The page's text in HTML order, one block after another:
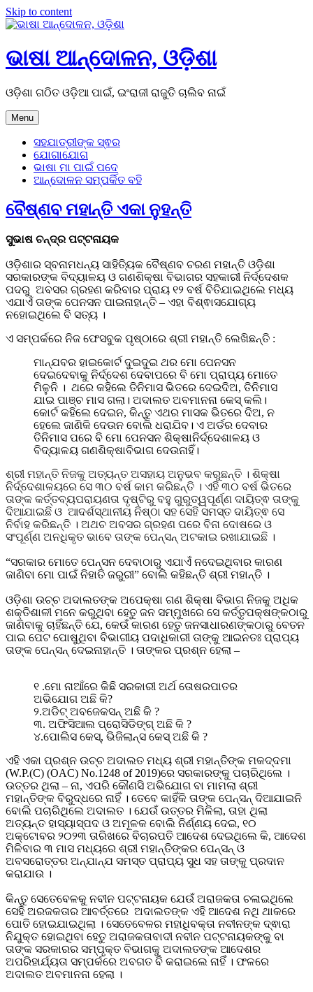
Skip to content
ଭାଷା ଆନ୍ଦୋଳନ, ଓଡ଼ିଶା
ଓଡ଼ିଶା ଗଠିତ ଓଡ଼ିଆ ପାଇଁ, ଇଂରାଜୀ ରାଜୁତି ଚାଲିବ ନାଇଁ
Menu
ସହଯାତ୍ରୀଙ୍କ ସ୍ଵର
ଯୋଗାଯୋଗ
ଭାଷା ମା ପାଇଁ ପଦେ
ଆନ୍ଦୋଳନ ସମ୍ପର୍କିତ ବହି
ବୈଷ୍ଣବ ମହାନ୍ତି ଏକା ନୁହନ୍ତି
ସୁଭାଷ ଚନ୍ଦ୍ର ପଟ୍ଟନାୟକ
ଓଡ଼ିଶାର ସ୍ବନାମଧନ୍ୟ ସାହିତ୍ୟିକ ବୈଷ୍ଣବ ଚରଣ ମହାନ୍ତି ଓଡ଼ିଶା
ସରକାରଙ୍କ ବିଦ୍ୟାଳୟ ଓ ଗଣଶିକ୍ଷା ବିଭାଗର ସହକାରୀ ନିର୍ଦ୍ଦେଶକ
ପଦରୁ ଅବସର ଗ୍ରହଣ କରିବାର ପ୍ରାୟ ୧୨ ବର୍ଷ ବିତିଯାଇଥିଲେ ମଧ୍ୟ
ଏଯାଏଁ ତାଙ୍କ ପେନସନ ପାଇନାହାନ୍ତି – ଏହା ବିଶ୍ଵାସଯୋଗ୍ୟ
ନହୋଇଥିଲେ ବି ସତ୍ୟ ।
ଏ ସମ୍ପର୍କରେ ନିଜ ଫେସବୁକ ପୃଷ୍ଠାରେ ଶ୍ରୀ ମହାନ୍ତି ଲେଖିଛନ୍ତି :
ମାନ୍ଯବର ହାଇକୋର୍ଟ ଦୁଇଦୁଇ ଥର ମୋ ପେନସନ
ଦେଇଦେବାକୁ ନିର୍ଦ୍ଦେଶ ଦେବାପରେ ବି ମୋ ପ୍ରାପ୍ୟ ମୋତେ
ମିଳୁନି । ଥରେ କହିଲେ ତିନିମାସ ଭିତରେ ଦେଇଦିଅ, ତିନିମାସ
ଯାଇ ପାଞ୍ଚ ମାସ ଗଲା। ଅଦାଲତ ଅବମାନନା କେସ୍ କଲି।
କୋର୍ଟ କହିଲେ ଦେଇନ, କିନ୍ତୁ ଏଥର ମାସକ ଭିତରେ ଦିଅ, ନ
ହେଲେ ଜାଣିକି ଦେଉନ ବୋଲି ଧରାଯିବ। ଏ ଅର୍ଡର ଦେବାର
ତିନିମାସ ପରେ ବି ମୋ ପେନସନ ଶିକ୍ଷାନିର୍ଦ୍ଦେଶାଳୟ ଓ
ବିଦ୍ୟାଳୟ ଗଣଶିକ୍ଷାବିଭାଗ ଦେଉନାହିଁ।
ଶ୍ରୀ ମହାନ୍ତି ନିଜକୁ ଅତ୍ୟନ୍ତ ଅସହାୟ ଅନୁଭବ କରୁଛନ୍ତି । ଶିକ୍ଷା
ନିର୍ଦ୍ଦେଶାଳୟରେ ସେ ୩୦ ବର୍ଷ କାମ କରିଛନ୍ତି । ଏହି ୩୦ ବର୍ଷ ଭିତରେ
ତାଙ୍କ କର୍ତ୍ତବ୍ୟପରାୟଣତା ଦୃଷ୍ଟିରୁ ବହୁ ଗୁରୁତ୍ୱପୂର୍ଣ୍ଣ ଦାୟିତ୍ଵ ତାଙ୍କୁ
ଦିଆଯାଇଛି ଓ ଆଦର୍ଶସ୍ଥାନୀୟ ନିଷ୍ଠା ସହ ସେହି ସମସ୍ତ ଦାୟିତ୍ଵ ସେ
ନିର୍ବାହ କରିଛନ୍ତି । ଅଥଚ ଅବସର ଗ୍ରହଣ ପରେ ବିନା ଦୋଷରେ ଓ
ସଂପୂର୍ଣ୍ଣ ଅନଧିକୃତ ଭାବେ ତାଙ୍କ ପେନ୍ସନ୍ ଅଟକାଇ ରଖାଯାଇଛି ।
“ସରକାର ମୋତେ ପେନ୍ସନ ଦେବାଠାରୁ ଏଯାଏଁ ନଦେଇଥିବାର କାରଣ
ଜାଣିବା ମୋ ପାଇଁ ନିହାତି ଜରୁରୀ” ବୋଲି କହିଛନ୍ତି ଶ୍ରୀ ମହାନ୍ତି ।
ଓଡ଼ିଶା ଉଚ୍ଚ ଅଦାଲତଙ୍କ ଅପେକ୍ଷା ଗଣ ଶିକ୍ଷା ବିଭାଗ ନିଜକୁ ଅଧିକ
ଶକ୍ତିଶାଳୀ ମନେ କରୁଥିବା ହେତୁ ଜନ ସମ୍ମୁଖରେ ସେ କର୍ତ୍ତୃପକ୍ଷଙ୍କଠାରୁ
ଜାଣିବାକୁ ଚାହିଁଛନ୍ତି ଯେ, କେଉଁ କାରଣ ହେତୁ ଜନସାଧାରଣଙ୍କଠାରୁ ବେତନ
ପାଇ ପେଟ ପୋଷୁଥିବା ବିଭାଗୀୟ ପଦାଧିକାରୀ ତାଙ୍କୁ ଆଇନତଃ ପ୍ରାପ୍ୟ
ତାଙ୍କ ପେନ୍ସନ୍ ଦେଇନାହାନ୍ତି । ତାଙ୍କର ପ୍ରଶ୍ନ ହେଲା –
୧ .ମୋ ନାଆଁରେ କିଛି ସରକାରୀ ଅର୍ଥ ତୋଷରପାତର
ଅଭିଯୋଗ ଅଛି କି?
୨.ଅଡିଟ୍ ଅବଜେକସନ୍ ଅଛି କି ?
୩. ଅଫିସିଆଲ ପ୍ରୋସିଡିଙ୍ଗ୍ ଅଛି କି ?
୪.ପୋଲିସ କେସ୍, ଭିଜିଲାନ୍ସ କେସ୍ ଅଛି କି ?
ଏହି ଏକା ପ୍ରଶ୍ନ ଉଚ୍ଚ ଅଦାଲତ ମଧ୍ୟ ଶ୍ରୀ ମହାନ୍ତିଙ୍କ ମକଦ୍ଦମା
(W.P.(C) (OAC) No.1248 of 2019)ରେ ସରକାରଙ୍କୁ ପଚାରିଥିଲେ ।
ଉତ୍ତର ଥିଲା – ନା, ଏପରି କୌଣସି ଅଭିଯୋଗ ବା ମାମଲା ଶ୍ରୀ
ମହାନ୍ତିଙ୍କ ବିରୁଦ୍ଧରେ ନାହିଁ । ତେବେ କାହିଁକି ତାଙ୍କ ପେନ୍ସନ୍ ଦିଆଯାଇନି
ବୋଲି ପଚାରିଥିଲେ ଅଦାଲତ । ଯେଉଁ ଉତ୍ତର ମିଳିଲା, ତାହା ଥିଲା
ଅତ୍ୟନ୍ତ ହାସ୍ୟାସ୍ପଦ ଓ ଅମୂଳକ ବୋଲି ନିର୍ଣ୍ଣୟ ଦେଇ, ୧୦
ଅକ୍ଟୋବର ୨୦୨୩ ତାରିଖରେ ବିଚାରପତି ଆଦେଶ ଦେଇଥିଲେ କି, ଆଦେଶ
ମିଳିବାର ୩ ମାସ ମଧ୍ୟରେ ଶ୍ରୀ ମହାନ୍ତିଙ୍କର ପେନ୍ସନ୍ ଓ
ଅବସରୋତ୍ତର ଅନ୍ଯାନ୍ଯ ସମସ୍ତ ପ୍ରାପ୍ୟ ସୁଧ ସହ ତାଙ୍କୁ ପ୍ରଦାନ
କରାଯାଉ ।
କିନ୍ତୁ ସେତେବେଳକୁ ନବୀନ ପଟ୍ଟନାୟକ ଯେଉଁ ଅରାଜକତା ଚଳାଇଥିଲେ
ସେହି ଅରଜକତାର ଆବର୍ତ୍ତରେ ଅଦାଲତଙ୍କ ଏହି ଆଦେଶ ନଥି ଥାକରେ
ପୋତି ହୋଇଯାଇଥିଲା । ସେତେବେଳର ମହାଧିବକ୍ତା ନବୀନଙ୍କ ଦ୍ଵାରା
ନିଯୁକ୍ତ ହୋଇଥିବା ହେତୁ ଅରାଜକତାବାଦୀ ନବୀନ ପଟ୍ଟନାୟକଙ୍କୁ ବା
ତାଙ୍କ ସରକାରର ସମ୍ପୃକ୍ତ ବିଭାଗକୁ ଅଦାଲତଙ୍କ ଆଦେଶର
ଅପରିହାର୍ଯ୍ୟତା ସମ୍ପର୍କରେ ଅବଗତ ବି କରାଇଲେ ନାହିଁ । ଫଳରେ
ଅଦାଲତ ଅବମାନନା ହେଲା ।